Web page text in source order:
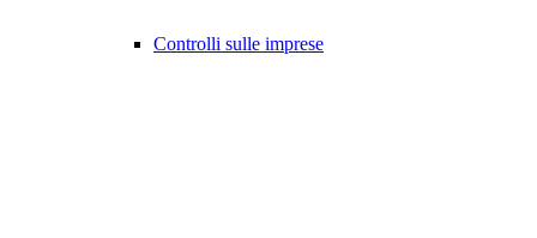
Controlli sulle imprese